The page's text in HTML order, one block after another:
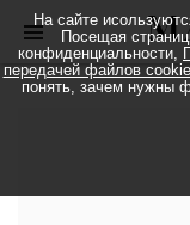
На сайте
Посещая
конфиденциальности,
передачей файлов
понять, зачем нужны